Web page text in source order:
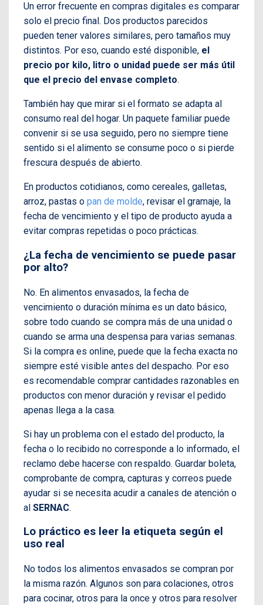
Un error frecuente en compras digitales es comparar
solo el precio final. Dos productos parecidos
pueden tener valores similares, pero tamaños muy
distintos. Por eso, cuando esté disponible, el
precio por kilo, litro o unidad puede ser más útil
que el precio del envase completo.
También hay que mirar si el formato se adapta al
consumo real del hogar. Un paquete familiar puede
convenir si se usa seguido, pero no siempre tiene
sentido si el alimento se consume poco o si pierde
frescura después de abierto.
En productos cotidianos, como cereales, galletas,
arroz, pastas o pan de molde, revisar el gramaje, la
fecha de vencimiento y el tipo de producto ayuda a
evitar compras repetidas o poco prácticas.
¿La fecha de vencimiento se puede pasar
por alto?
No. En alimentos envasados, la fecha de
vencimiento o duración mínima es un dato básico,
sobre todo cuando se compra más de una unidad o
cuando se arma una despensa para varias semanas.
Si la compra es online, puede que la fecha exacta no
siempre esté visible antes del despacho. Por eso
es recomendable comprar cantidades razonables en
productos con menor duración y revisar el pedido
apenas llega a la casa.
Si hay un problema con el estado del producto, la
fecha o lo recibido no corresponde a lo informado, el
reclamo debe hacerse con respaldo. Guardar boleta,
comprobante de compra, capturas y correos puede
ayudar si se necesita acudir a canales de atención o
al SERNAC.
Lo práctico es leer la etiqueta según el
uso real
No todos los alimentos envasados se compran por
la misma razón. Algunos son para colaciones, otros
para cocinar, otros para la once y otros para resolver